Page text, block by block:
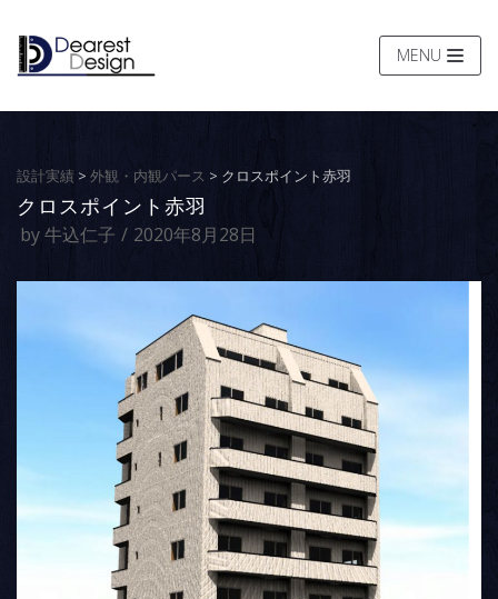
ン
テ
ス
キ
ッ
MENU
設計実績 > 外観・内観パース > クロスポイント赤羽
クロスポイント赤羽
by牛込仁子 2020年8月28日